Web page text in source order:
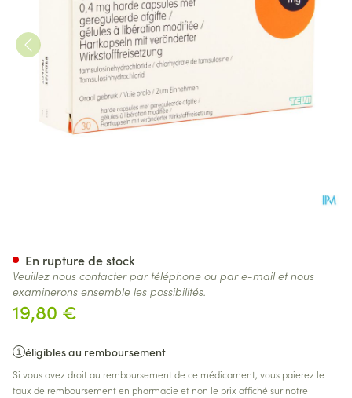
19,80 €
éligibles au remboursement
Si vous avez droit au remboursement de ce médicament, vous paierez le
taux de remboursement en pharmacie et non le prix affiché sur notre
En rupture de stock
Veuillez nous contacter par téléphone ou par e-mail et nous
examinerons ensemble les possibilités.